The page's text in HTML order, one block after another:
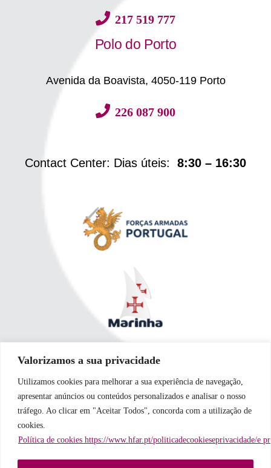
Valorizamos a sua privacidade
Utilizamos cookies para melhorar a sua experiência de navegação,
apresentar anúncios ou conteúdos personalizados e analisar o nosso
tráfego. Ao clicar em "Aceitar Todos", concorda com a utilização de
cookies.
Política de cookies https://www.hfar.pt/politicadecookieseprivacidade/e
217 519 777
Polo do Porto
Avenida da Boavista, 4050-119 Porto
226 087 900
Contact Center: Dias úteis: 8:30 – 16:30